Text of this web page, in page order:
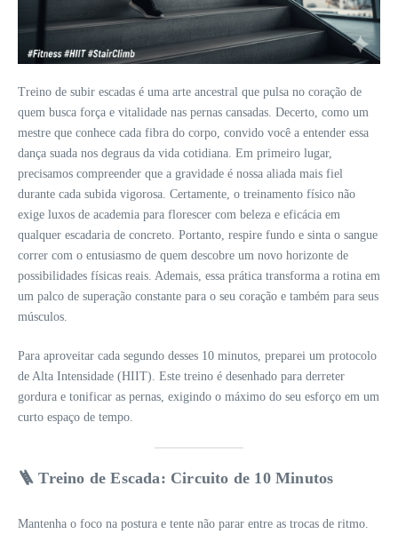
Treino de subir escadas é uma arte ancestral que pulsa no coração de
quem busca força e vitalidade nas pernas cansadas. Decerto, como um
mestre que conhece cada fibra do corpo, convido você a entender essa
dança suada nos degraus da vida cotidiana. Em primeiro lugar,
precisamos compreender que a gravidade é nossa aliada mais fiel
durante cada subida vigorosa. Certamente, o treinamento físico não
exige luxos de academia para florescer com beleza e eficácia em
qualquer escadaria de concreto. Portanto, respire fundo e sinta o sangue
correr com o entusiasmo de quem descobre um novo horizonte de
possibilidades físicas reais. Ademais, essa prática transforma a rotina em
um palco de superação constante para o seu coração e também para seus
músculos.
Para aproveitar cada segundo desses 10 minutos, preparei um protocolo
de Alta Intensidade (HIIT). Este treino é desenhado para derreter
gordura e tonificar as pernas, exigindo o máximo do seu esforço em um
curto espaço de tempo.
🪜 Treino de Escada: Circuito de 10 Minutos
Mantenha o foco na postura e tente não parar entre as trocas de ritmo.